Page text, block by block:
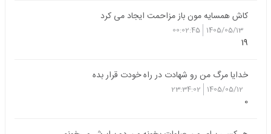
کاش همسایه مون باز مزاحمت ایجاد می کرد
1405/05/13
00:02:45
19
خدایا مرگ من رو شهادت در راه خودت قرار بده
1405/05/12
23:34:02
0